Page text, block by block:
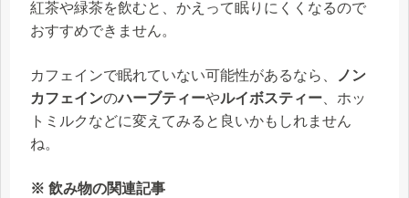
紅茶や緑茶を飲むと、かえって眠りにくくなるので
おすすめできません。
カフェインで眠れていない可能性があるなら、
ノン
カフェインのハーブティーやルイボスティー 、ホッ
トミルクなどに変えてみると良いかもしれません
ね。
※ 飲み物の関連記事